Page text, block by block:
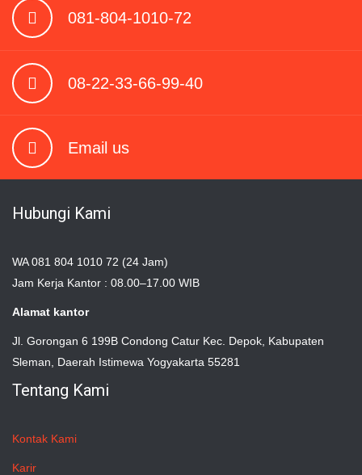
081-804-1010-72
08-22-33-66-99-40
Email us
Hubungi Kami
WA 081 804 1010 72 (24 Jam)
Jam Kerja Kantor : 08.00–17.00 WIB
Alamat kantor
Jl. Gorongan 6 199B Condong Catur Kec. Depok, Kabupaten
Sleman, Daerah Istimewa Yogyakarta 55281
Tentang Kami
Kontak Kami
Karir